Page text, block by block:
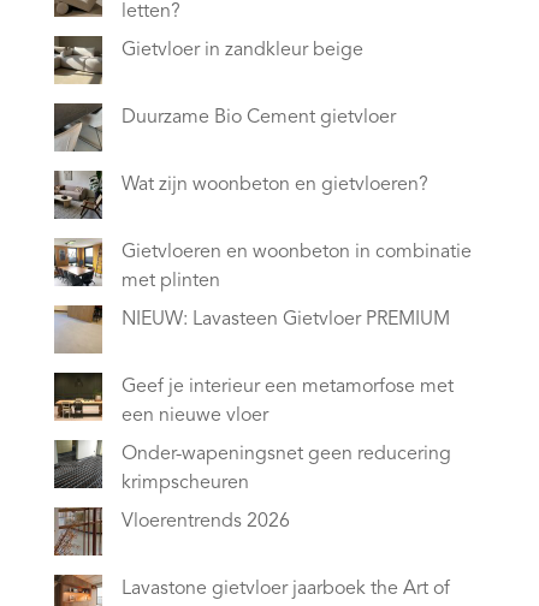
letten?
Gietvloer in zandkleur beige
Duurzame Bio Cement gietvloer
Wat zijn woonbeton en gietvloeren?
Gietvloeren en woonbeton in combinatie
met plinten
NIEUW: Lavasteen Gietvloer PREMIUM
Geef je interieur een metamorfose met
een nieuwe vloer
Onder-wapeningsnet geen reducering
krimpscheuren
Vloerentrends 2026
Lavastone gietvloer jaarboek the Art of